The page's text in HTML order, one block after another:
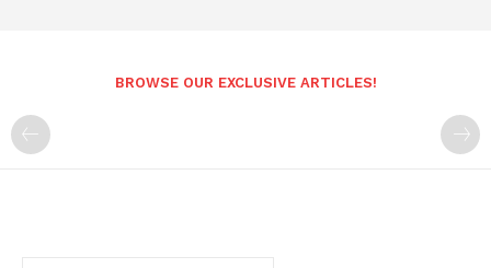
BROWSE OUR EXCLUSIVE ARTICLES!